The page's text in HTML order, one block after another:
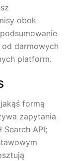
obok
od darmowych
platform.
formą
zapytania
Search API;